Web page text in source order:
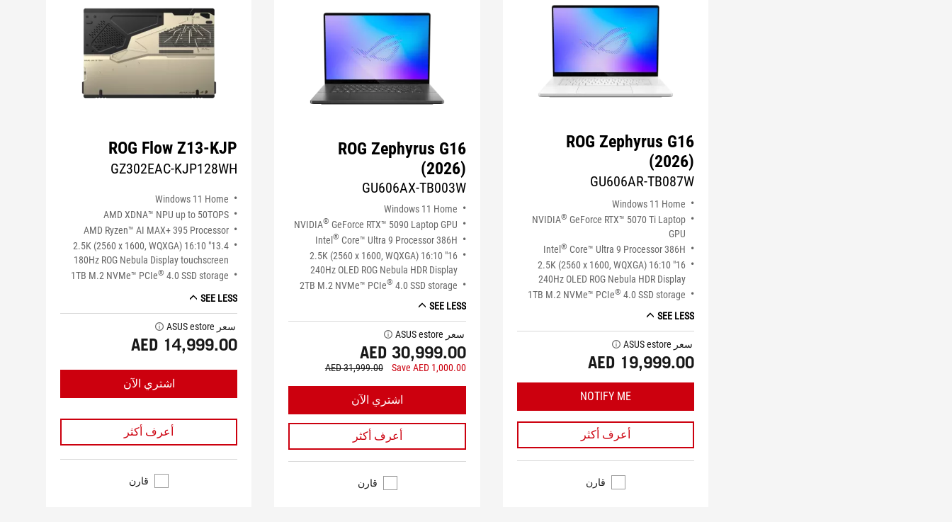
ROG Zephyrus G16
(2026)
GU606AR-TB087W
Windows 11 Home
NVIDIA® GeForce RTX™ 5070 Ti Laptop
GPU
Intel® Core™ Ultra 9 Processor 386H
16" 2.5K (2560 x 1600, WQXGA) 16:10
240Hz OLED ROG Nebula HDR Display
1TB M.2 NVMe™ PCIe® 4.0 SSD storage
SEE LESS
سعر ASUS estore tooltip
AED 19,999.00
NOTIFY ME
أعرف أكثر
قارن
ROG Zephyrus G16
(2026)
GU606AX-TB003W
Windows 11 Home
NVIDIA® GeForce RTX™ 5090 Laptop GPU
Intel® Core™ Ultra 9 Processor 386H
16" 2.5K (2560 x 1600, WQXGA) 16:10
240Hz OLED ROG Nebula HDR Display
2TB M.2 NVMe™ PCIe® 4.0 SSD storage
SEE LESS
سعر ASUS estore tooltip
AED 30,999.00
Save AED 1,000.00
AED 31,999.00
اشتري الآن
أعرف أكثر
قارن
ROG Flow Z13-KJP
GZ302EAC-KJP128WH
Windows 11 Home
AMD XDNA™ NPU up to 50TOPS
AMD Ryzen™ AI MAX+ 395 Processor
13.4" 2.5K (2560 x 1600, WQXGA) 16:10
180Hz ROG Nebula Display touchscreen
1TB M.2 NVMe™ PCIe® 4.0 SSD storage
SEE LESS
سعر ASUS estore tooltip
AED 14,999.00
اشتري الآن
أعرف أكثر
قارن